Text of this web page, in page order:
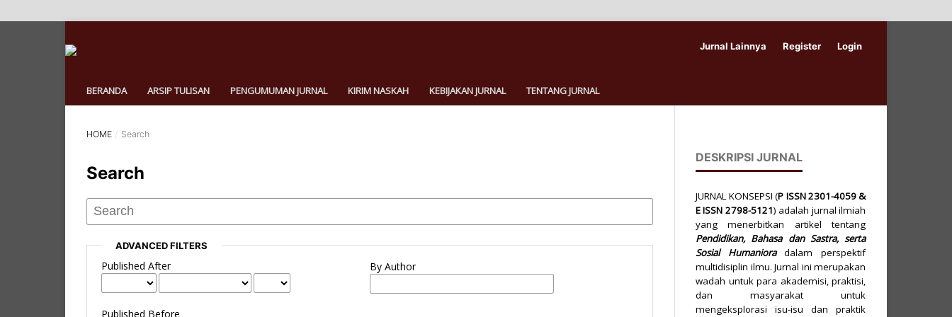
BERANDA ARSIP TULISAN PENGUMUMAN JURNAL KIRIM NASKAH KEBIJAKAN JURNAL TENTANG JURNAL
Jurnal Lainnya Register Login
HOME / Search
Search
ADVANCED FILTERS
Published After
Published Before
By Author
DESKRIPSI JURNAL
JURNAL KONSEPSI (P ISSN2301-4059&
E ISSN 2798-5121) adalah jurnal ilmiah
yang menerbitkan artikel tentang
Pendidikan, Bahasa dan Sastra, serta
Sosial Humanioradalam perspektif
multidisiplin ilmu. Jurnal ini merupakan
wadah untuk para akademisi, praktisi,
dan masyarakat untuk
mengeksplorasi isu-isu dan praktik